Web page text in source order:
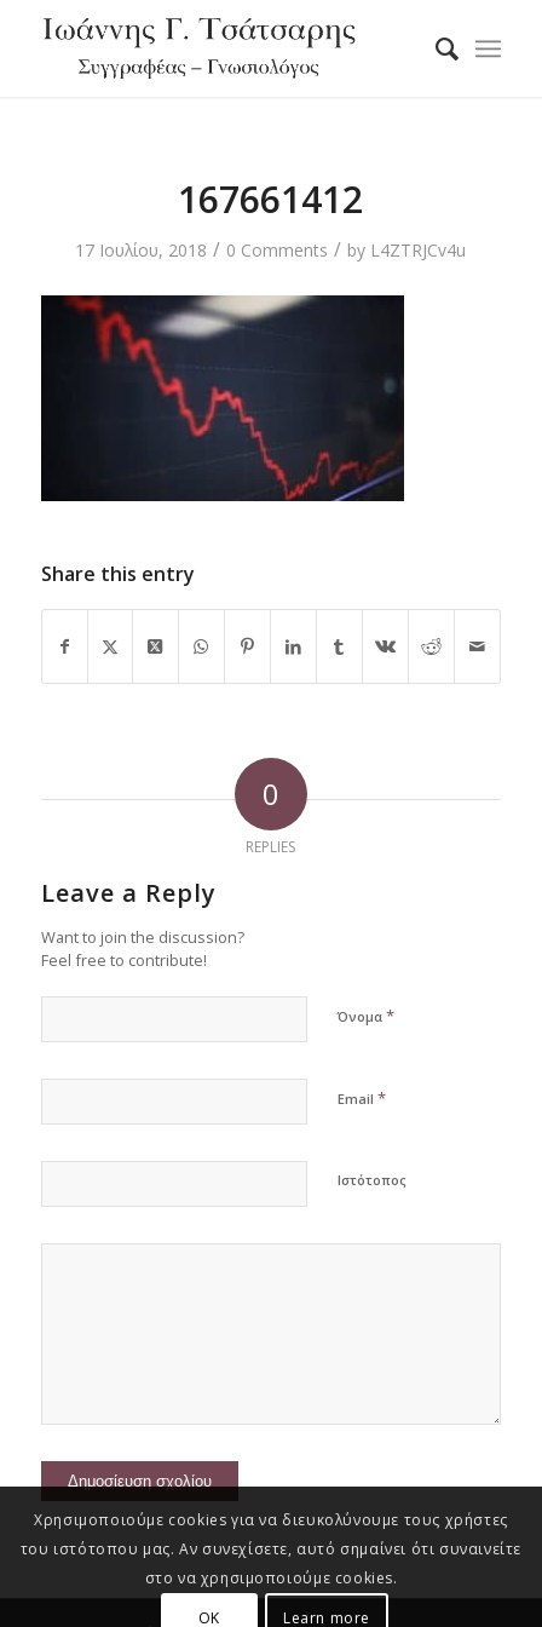
167661412
17 Ιουλίου, 2018 / 0 Comments / by L4ZTRJCv4u
Share this entry
0
REPLIES
Leave a Reply
Want to join the discussion?
Feel free to contribute!
Όνομα *
Email *
Ιστότοπος
Χρησιμοποιούμε cookies για να διευκολύνουμε τους χρήστες
του ιστότοπου μας. Αν συνεχίσετε, αυτό σημαίνει ότι συναινείτε
στο να χρησιμοποιούμε cookies.
OK
Learn more